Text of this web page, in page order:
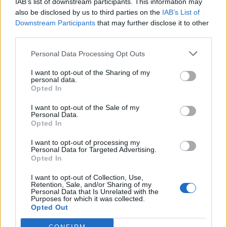
also be disclosed by us to third parties on the IAB’s List of
Downstream Participants that may further disclose it to other
Personal Data Processing Opt Outs
I want to opt-out of the Sharing of my
personal data.
Opted In
I want to opt-out of the Sale of my
Personal Data.
Opted In
I want to opt-out of processing my
Personal Data for Targeted Advertising.
Opted In
I want to opt-out of Collection, Use,
Retention, Sale, and/or Sharing of my
Personal Data that Is Unrelated with the
Purposes for which it was collected.
Opted Out
Senaste foruminläggen
244 motorbyte till d5252t
Motorteknik (Avancerad)
Passat -13 2.0tdi DSG Växellåda bråkar
Senaste inlägget av The-GOAT för 10 timmar sedan
felsökning
Jag tror att folk köper bil av helt fel
anledning.
Senaste inlägget av